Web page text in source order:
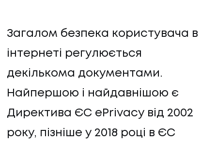
Загалом безпека користувача в
інтернеті регулюється
декількома документами.
Найпершою і найдавнішою є
Директива ЄС ePrivacy від 2002
року, пізніше у 2018 році в ЄС